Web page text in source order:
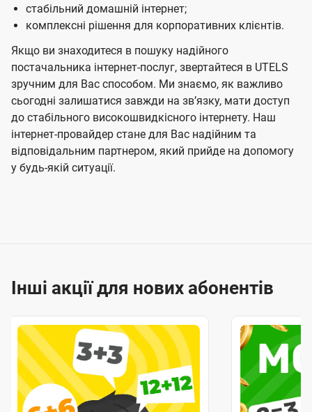
стабільний домашній інтернет;
комплексні рішення для корпоративних клієнтів.
Якщо ви знаходитеся в пошуку надійного
постачальника інтернет-послуг, звертайтеся в UTELS
зручним для Вас способом. Ми знаємо, як важливо
сьогодні залишатися завжди на звʼязку, мати доступ
до стабільного високошвидкісного інтернету. Наш
інтернет-провайдер стане для Вас надійним та
відповідальним партнером, який прийде на допомогу
у будь-якій ситуації.
Інші акції для нових абонентів